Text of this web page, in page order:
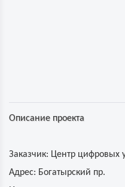
Описание проекта
Заказчик: Центр цифровых
Адрес: Богатырский пр.